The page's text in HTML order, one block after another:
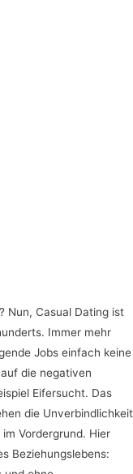
Nun, Casual Dating ist
Immer mehr
Jobs einfach keine
die negativen
Eifersucht. Das
die Unverbindlichkeit
Vordergrund. Hier
Beziehungslebens: